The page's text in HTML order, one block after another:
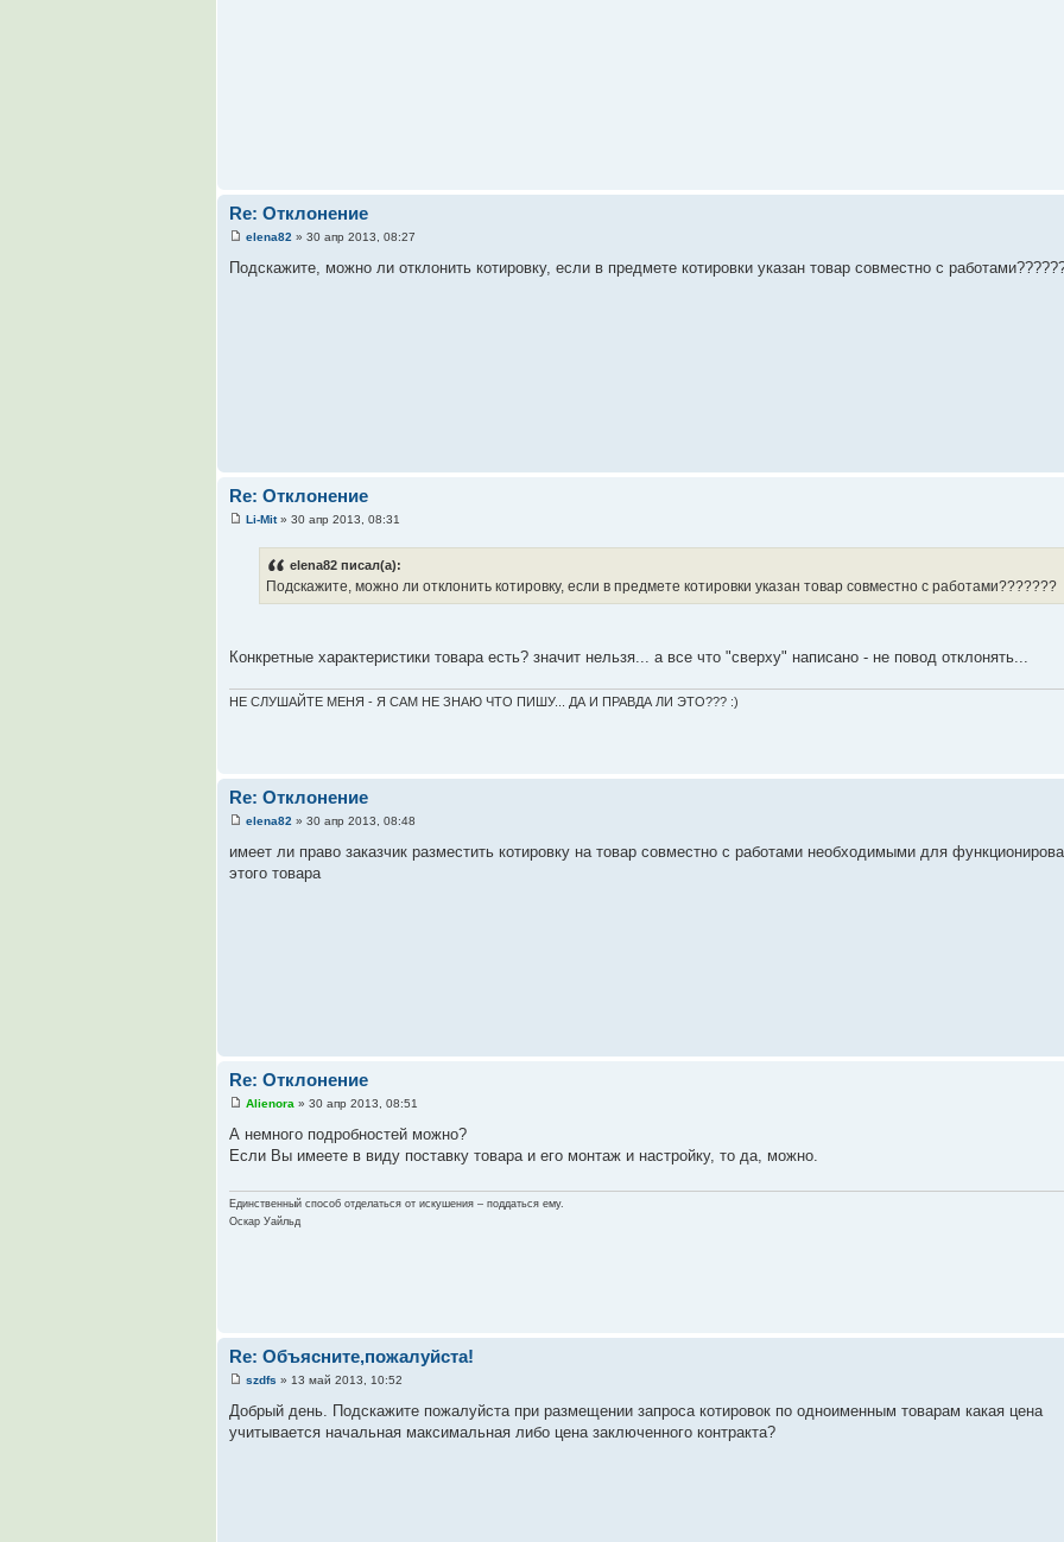
Re: Отклонение
elena82 » 30 апр 2013, 08:27
Подскажите, можно ли отклонить котировку, если в предмете котировки указан товар совместно с
Re: Отклонение
Li-Mit» 30 апр 2013, 08:31
elena82 писал(а):
Подскажите, можно ли отклонить котировку, если в предмете котировки указан товар совместно с работами???????
Конкретные характеристики товара есть? значит нельзя... а все что "сверху" написано - не повод отклонять...
НЕ СЛУШАЙТЕ МЕНЯ - Я САМ НЕ ЗНАЮ ЧТО ПИШУ... ДА И ПРАВДА ЛИ ЭТО??? :)
Re: Отклонение
elena82 » 30 апр 2013, 08:48
имеет ли право заказчик разместить котировку на товар совместно с работами необходимыми для
этого товара
Re: Отклонение
Alienora » 30 апр 2013, 08:51
А немного подробностей можно?
Если Вы имеете в виду поставку товара и его монтаж и настройку, то да, можно.
Единственный способ отделаться от искушения – поддаться ему.
Оскар Уайльд
Re: Объясните,пожалуйста!
szdfs » 13 май 2013, 10:52
Добрый день. Подскажите пожалуйста при размещении запроса котировок по одноименным товарам какая цена
учитывается начальная максимальная либо цена заключенного контракта?